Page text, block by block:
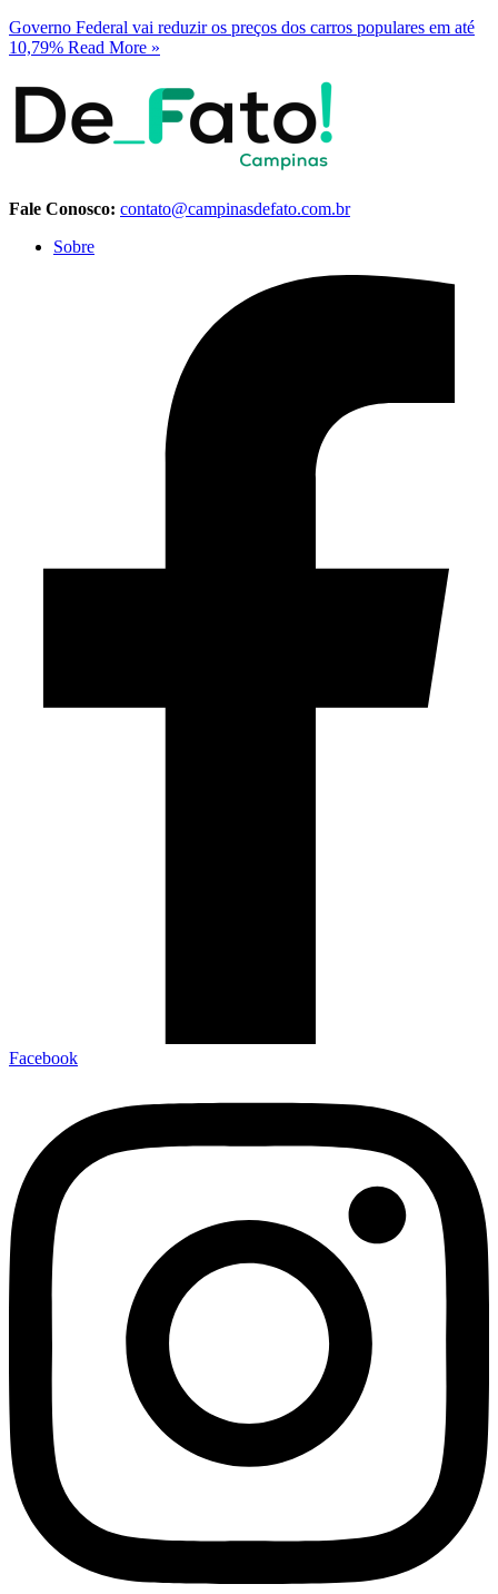
Governo Federal vai reduzir os preços dos carros populares em até
10,79% Read More »
Fale Conosco: contato@campinasdefato.com.br
Sobre
Facebook